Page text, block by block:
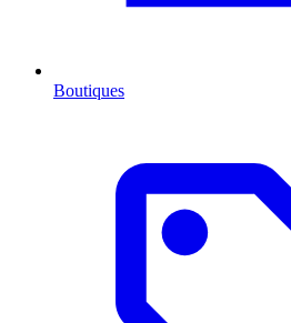
Boutiques